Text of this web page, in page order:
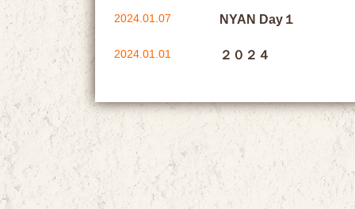
2024.01.07 NYAN Day１
2024.01.01 ２０２４